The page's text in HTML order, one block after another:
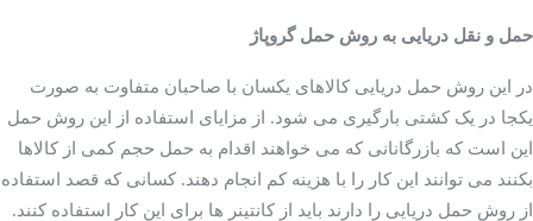
حمل و نقل دریایی به روش حمل گروپاژ
در این روش حمل دریایی کالاهای یکسان با صاحبان متفاوت به صورت
یکجا در یک کشتی بارگیری می شود. از مزایای استفاده از این روش حمل
این است که بازرگانانی که می خواهند اقدام به حمل حجم کمی از کالاها
بکنند می توانند این کار را با هزینه کم انجام دهند. کسانی که قصد استفاده
از روش حمل دریایی را دارند باید از کانتینر ها برای این کار استفاده کنند.